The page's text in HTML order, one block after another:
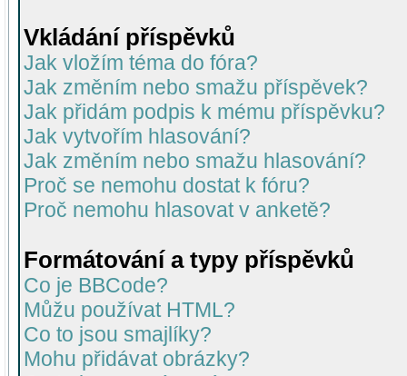
Vkládání příspěvků
Jak vložím téma do fóra?
Jak změním nebo smažu příspěvek?
Jak přidám podpis k mému příspěvku?
Jak vytvořím hlasování?
Jak změním nebo smažu hlasování?
Proč se nemohu dostat k fóru?
Proč nemohu hlasovat v anketě?
Formátování a typy příspěvků
Co je BBCode?
Můžu používat HTML?
Co to jsou smajlíky?
Mohu přidávat obrázky?